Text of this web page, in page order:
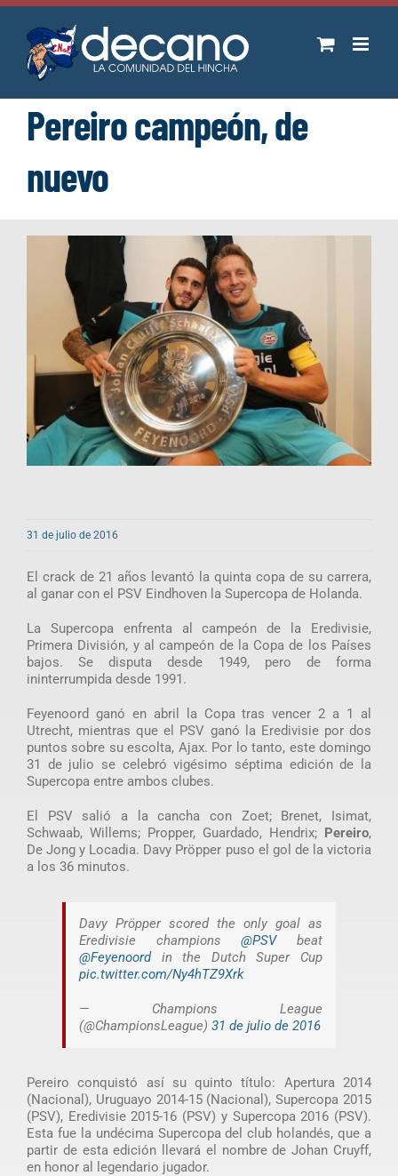
Saltar
contenido
Pereiro campeón, de
nuevo
31 de julio de 2016
El crack de 21 años levantó la quinta copa de su carrera,
al ganar con el PSV Eindhoven la Supercopa de Holanda.
La Supercopa enfrenta al campeón de la Eredivisie,
Primera División, y al campeón de la Copa de los Países
bajos. Se disputa desde 1949, pero de forma
ininterrumpida desde 1991.
Feyenoord ganó en abril la Copa tras vencer 2 a 1 al
Utrecht, mientras que el PSV ganó la Eredivisie por dos
puntos sobre su escolta, Ajax. Por lo tanto, este domingo
31 de julio se celebró vigésimo séptima edición de la
Supercopa entre ambos clubes.
El PSV salió a la cancha con Zoet; Brenet, Isimat,
Schwaab, Willems; Propper, Guardado, Hendrix; Pereiro,
De Jong y Locadia. Davy Pröpper puso el gol de la victoria
a los 36 minutos.
Davy Pröpper scored the only goal as
Eredivisie champions@PSVbeat
@Feyenoordin the Dutch Super Cup
pic.twitter.com/Ny4hTZ9Xrk
— Champions League
(@ChampionsLeague) 31 de julio de 2016
Pereiro conquistó así su quinto título: Apertura 2014
(Nacional), Uruguayo 2014-15 (Nacional), Supercopa 2015
(PSV), Eredivisie 2015-16 (PSV) y Supercopa 2016 (PSV).
Esta fue la undécima Supercopa del club holandés, que a
partir de esta edición llevará el nombre de Johan Cruyff,
en honor al legendario jugador.